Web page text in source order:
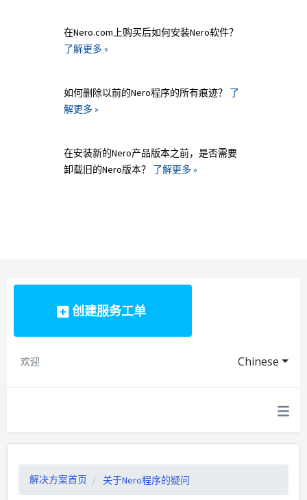
在Nero.com上购买后如何安装Nero软件？
了解更多 »
如何删除以前的Nero程序的所有痕迹？
了
解更多 »
在安装新的Nero产品版本之前，是否需要
卸载旧的Nero版本？
了解更多 »
创建服务工单
Chinese
欢迎
解决方案首页 关于Nero程序的疑问